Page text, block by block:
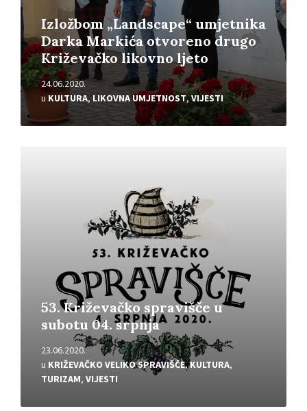
Izložbom „Landscape“ umjetnika
Darka Markića otvoreno drugo
Križevačko likovno ljeto
24.06.2020.
u KULTURA,LIKOVNA UMJETNOST,VIJESTI
53. Križevačko spravišče u
subotu 04. srpnja
23.06.2020.
u KRIŽEVAČKO VELIKO SPRAVIŠČE,KULTURA,
TURIZAM, VIJESTI